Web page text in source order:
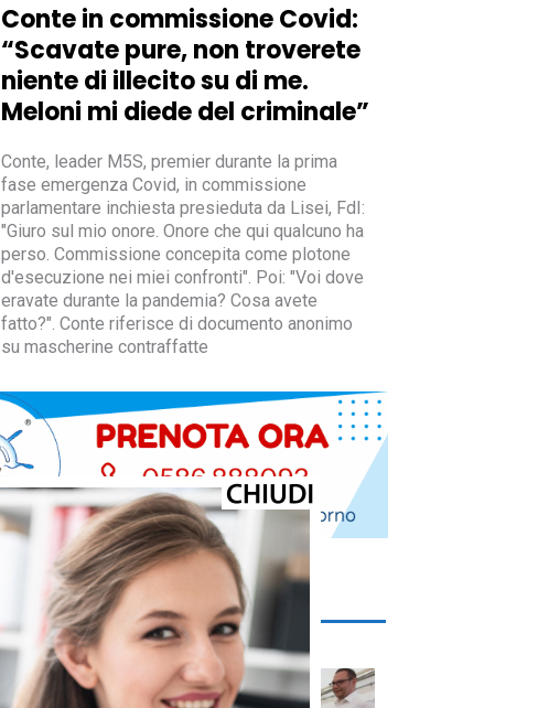
Conte in commissione Covid:
“Scavate pure, non troverete
niente di illecito su di me.
Meloni mi diede del criminale”
Conte, leader M5S, premier durante la prima
fase emergenza Covid, in commissione
parlamentare inchiesta presieduta da Lisei, FdI:
"Giuro sul mio onore. Onore che qui qualcuno ha
perso. Commissione concepita come plotone
d'esecuzione nei miei confronti". Poi: "Voi dove
eravate durante la pandemia? Cosa avete
fatto?". Conte riferisce di documento anonimo
su mascherine contraffatte